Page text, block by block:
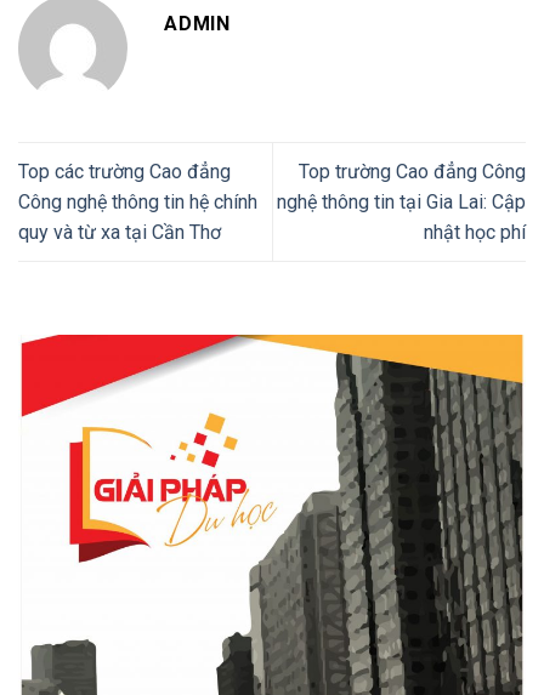
ADMIN
Top các trường Cao đẳng
Công nghệ thông tin hệ chính
quy và từ xa tại Cần Thơ
Top trường Cao đẳng Công
nghệ thông tin tại Gia Lai: Cập
nhật học phí